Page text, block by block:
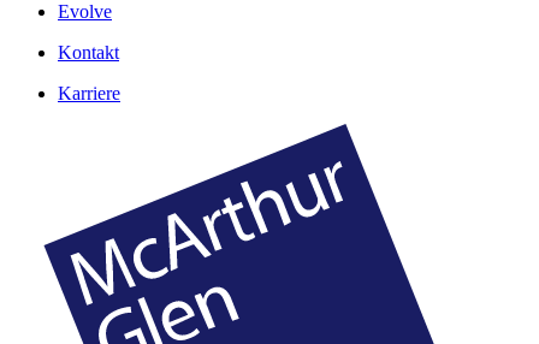
Evolve
Kontakt
Karriere